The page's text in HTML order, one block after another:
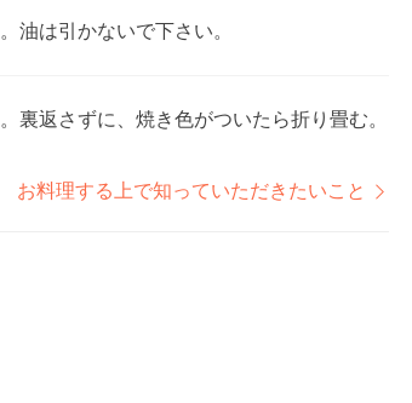
油は引かないで下さい。
裏返さずに、焼き色がついたら折り畳む。
お料理する上で知っていただきたいこと